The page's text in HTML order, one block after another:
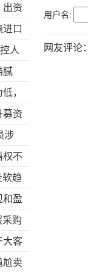
用户名:
网友评论：
隐
出资
市不
进口
？
人
腻
，
募资
涉
发
权不
软趋
？
和盈
采购
入
大客
尬卖